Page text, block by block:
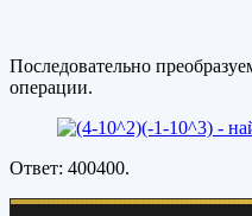
Последовательно
операции.
Ответ: 400400.